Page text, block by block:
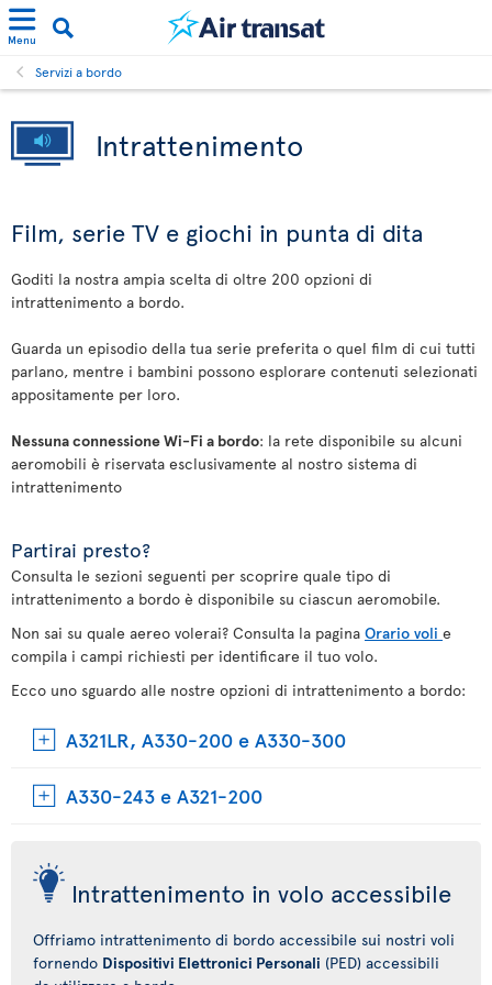
Menu
Servizi a bordo
Intrattenimento
Film, serie TV e giochi in punta di dita
Goditi la nostra ampia scelta di oltre 200 opzioni di
intrattenimento a bordo.
Guarda un episodio della tua serie preferita o quel film di cui tutti
parlano, mentre i bambini possono esplorare contenuti selezionati
appositamente per loro.
Nessuna connessione Wi-Fi a bordo: la rete disponibile su alcuni
aeromobili è riservata esclusivamente al nostro sistema di
intrattenimento
Partirai presto?
Consulta le sezioni seguenti per scoprire quale tipo di
intrattenimento a bordo è disponibile su ciascun aeromobile.
Non sai su quale aereo volerai? Consulta la pagina Orario voli e
compila i campi richiesti per identificare il tuo volo.
Ecco uno sguardo alle nostre opzioni di intrattenimento a bordo:
A321LR, A330-200 e A330-300
A330-243 e A321-200
Intrattenimento in volo accessibile
Offriamo intrattenimento di bordo accessibile sui nostri voli
fornendo Dispositivi Elettronici Personali (PED) accessibili